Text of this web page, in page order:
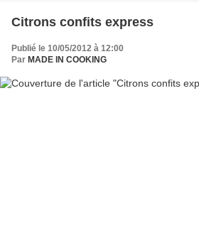
Citrons confits express
Publié le 10/05/2012 à 12:00
Par MADE IN COOKING